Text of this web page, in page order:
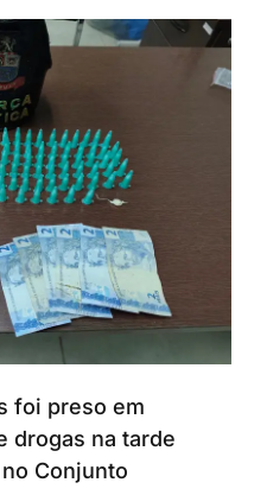
foi preso em
drogas na tarde
Conjunto